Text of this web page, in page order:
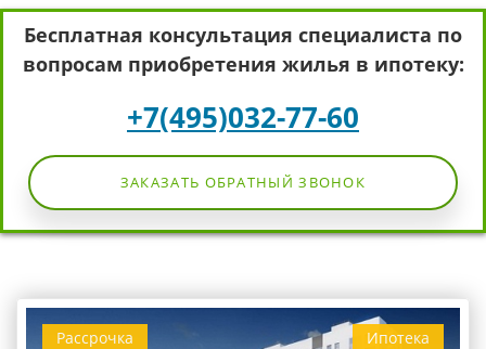
Бесплатная консультация специалиста по
вопросам приобретения жилья в ипотеку:
+7(495)032-77-60
ЗАКАЗАТЬ ОБРАТНЫЙ ЗВОНОК
Ипотека
Рассрочка